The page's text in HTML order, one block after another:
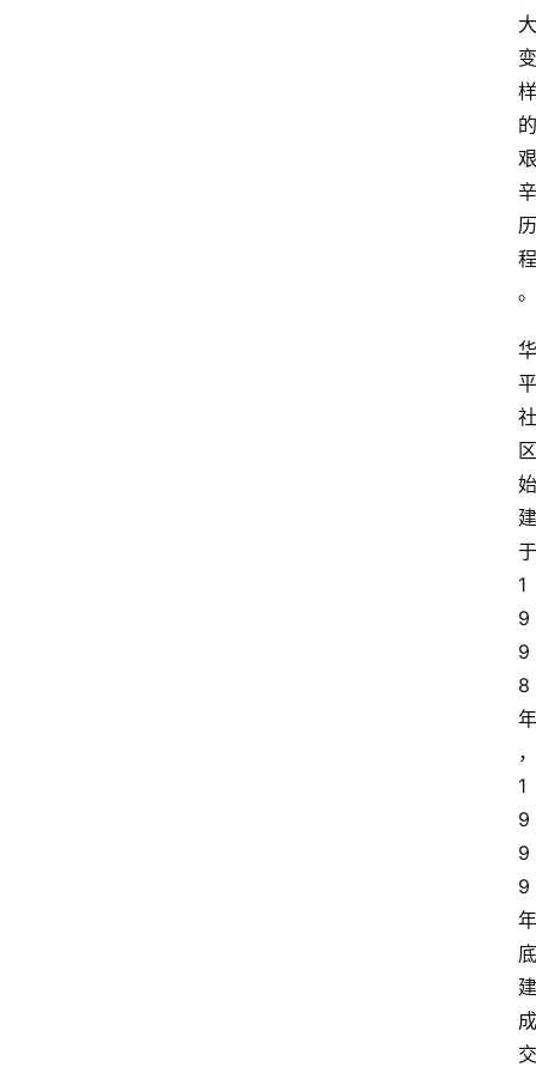
大
变
样
的
艰
辛
历
程
。
华
平
社
区
始
建
于
1
9
9
8
年
，
1
9
9
9
年
底
建
成
交